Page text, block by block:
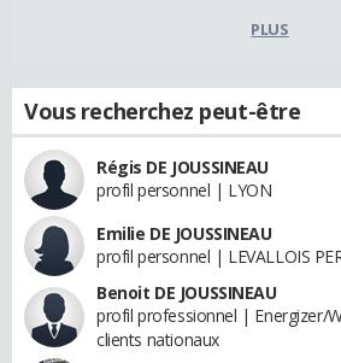
PLUS
Vous recherchez peut-être
Régis DE JOUSSINEAU
profil personnel | LYON
Emilie DE JOUSSINEAU
profil personnel | LEVALLOIS
Benoit DE JOUSSINEAU
profil professionnel | Energizer/
clients nationaux